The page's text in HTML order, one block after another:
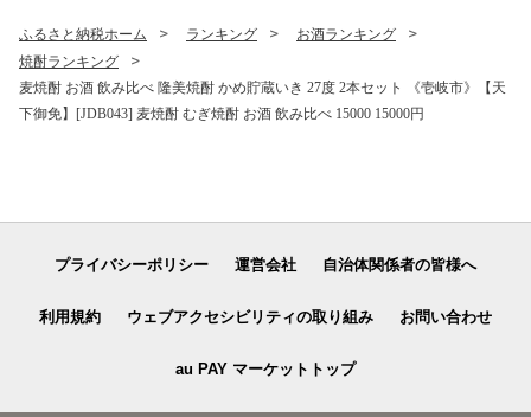
ふるさと納税ホーム ランキング
お酒ランキング
焼酎ランキング
麦焼酎 お酒 飲み比べ 隆美焼酎 かめ貯蔵いき 27度 2本セット 《壱岐市》【天
下御免】[JDB043] 麦焼酎 むぎ焼酎 お酒 飲み比べ 15000 15000円
プライバシーポリシー 運営会社 自治体関係者の皆様へ
利用規約 ウェブアクセシビリティの取り組み お問い合わせ
au PAY マーケットトップ